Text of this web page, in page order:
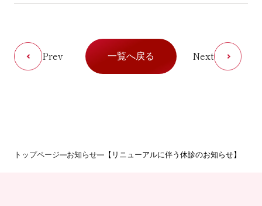
Prev 一覧へ戻る Next
トップページ お知らせ 【リニューアルに伴う休診のお知らせ】